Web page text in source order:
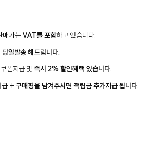
매가는 VAT를 포함하고 있습니다.
당일발송 해드립니다.
쿠폰지급 및 즉시 2% 할인혜택 있습니다.
+ 구매평을 남겨주시면 적립금 추가지급 됩니다.